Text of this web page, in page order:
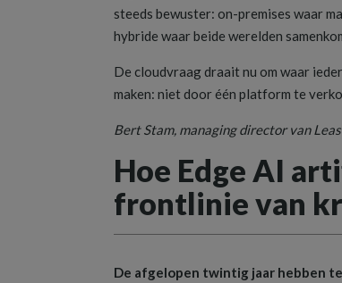
steeds bewuster: on-premises waar
hybride waar beide werelden
De cloudvraag draait nu om waar
maken: niet door één platform te
Bert Stam, managing director van
Hoe Edge AI
frontlinie van
De afgelopen twintig jaar hebben